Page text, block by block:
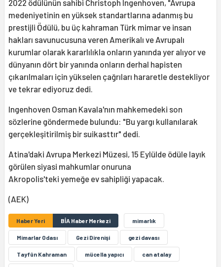
2022 ödülünün sahibi Christoph Ingenhoven, "Avrupa
medeniyetinin en yüksek standartlarına adanmış bu
prestijli Ödülü, bu üç kahraman Türk mimar ve insan
hakları savunucusuna veren Amerikalı ve Avrupalı
kurumlar olarak kararlılıkla onların yanında yer alıyor ve
dünyanın dört bir yanında onların derhal hapisten
çıkarılmaları için yükselen çağrıları hararetle destekliyor
ve tekrar ediyoruz dedi.
Ingenhoven Osman Kavala'nın mahkemedeki son
sözlerine göndermede bulundu: "Bu yargı kullanılarak
gerçekleşitirilmiş bir suikasttır" dedi.
Atina'daki Avrupa Merkezi Müzesi, 15 Eylülde ödüle layık
görülen siyasi mahkumlar onuruna
Akropolis'teki yemeğe ev sahipliği yapacak.
(AEK)
Haber Yeri BİA Haber Merkezi mimarlık
Mimarlar Odası Gezi Direnişi gezi davası
Tayfûn Kahraman mücella yapıcı can atalay